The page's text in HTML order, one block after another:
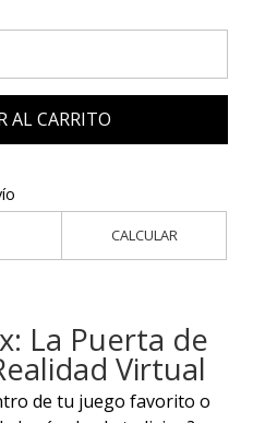
AL CARRITO
CALCULAR
La Puerta de
Virtual
de tu juego favorito o